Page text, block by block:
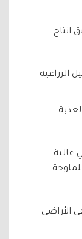
انتاج
الزراعية
عالية
الأراضي